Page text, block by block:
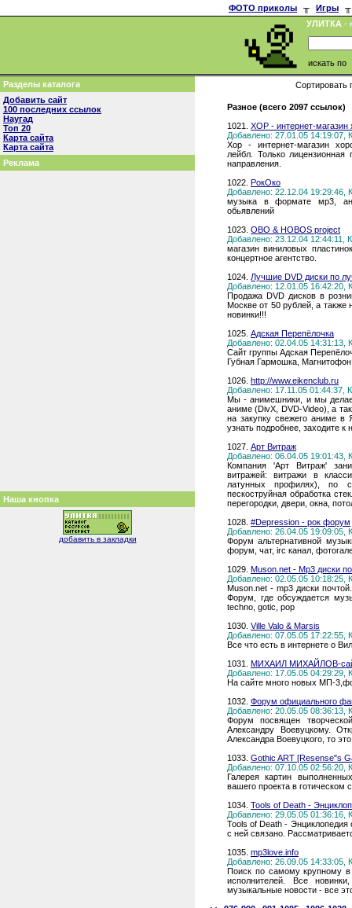
ФОТО приколы ╥ Игры
╥
УЛИТКА -
искать по
Разделы каталога
Добавить сайт
100 последних ссылок
Наугад
Топ 20
Карта сайта
Карта сайта
Реклама
Наша кнопка
добавить в закладки
Сортировать
Разное (всего 2097 ссылок)
1021. ХОР - интернет-
Добавлено: 27.01.05 14:19:07,
Хор - интернет-магазин
лейбл. Только
направления.
1022. РокОко
Добавлено: 22.12.04 19:29:46,
музыка в формате мр3,
обьявлений
1023. OBO & HOBOS project
Добавлено: 23.12.04 12:44:11,
магазин виниловых
концертное агентство.
1024. Лучшие DVD диски по
Добавлено: 12.01.05 16:42:20,
Продажа DVD дисков в
Москве от 50 рублей, а
новинки!!!
1025. Адская Перепёлочка
Добавлено: 02.04.05 14:31:13,
Сайт группы Адская
Губная Гармошка,
1026. http://www.eikenclub.ru
Добавлено: 17.11.05 01:44:37,
Мы - анимешники, и мы
аниме (DivX, DVD-Video), а
на закупку свежего аниме в
узнать подробнее, заходите к
1027. Арт Витраж
Добавлено: 06.04.05 19:01:43,
Компания 'Арт Витраж'
витражей: витражи в
латунных профилях), по
пескоструйная обработка
перегородки, двери, окна,
1028. #Depression - рок форум
Добавлено: 26.04.05 19:09:05,
Форум альтернативной
форум, чат, irc канал,
1029. Muson.net - Mp3 диски
Добавлено: 02.05.05 10:18:25,
Muson.net - mp3 диски
Форум, где обсуждается
techno, gotic, pop
1030. Ville Valo & Marsis
Добавлено: 07.05.05 17:22:55,
Все что есть в интернете о
1031. МИХАИЛ МИХАЙЛОВ-
Добавлено: 17.05.05 04:29:29,
На сайте много новых МП-
1032. Форум официального
Добавлено: 20.05.05 08:36:13,
Форум посвящен
Александру Воевуцкому.
Александра Воевуцкого, то
1033. Gothic ART [Resense"s
Добавлено: 07.10.05 02:56:20,
Галерея картин
вашего проекта в готическом
1034. Tools of Death -
Добавлено: 29.05.05 01:36:16,
Tools of Death - Энциклопедия
с ней связано.
1035. mp3love.info
Добавлено: 26.09.05 14:33:05,
Поиск по самому крупному в
исполнителей. Все
музыкальные новости - все